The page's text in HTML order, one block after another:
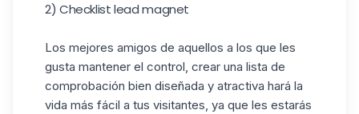
2) Checklist lead magnet
Los mejores amigos de aquellos a los que les
gusta mantener el control, crear una lista de
comprobación bien diseñada y atractiva hará la
vida más fácil a tus visitantes, ya que les estarás